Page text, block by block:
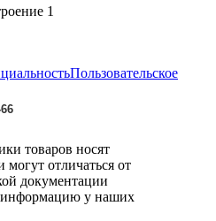
1
Пользовательское
товаров носят
отличаться от
документации
информацию у наших